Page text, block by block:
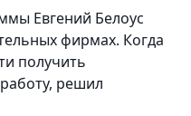
Евгений Белоус
фирмах. Когда
получить
решил